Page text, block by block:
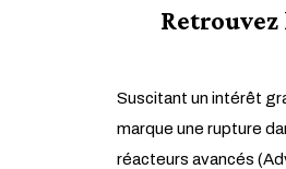
Retrouvez
Suscitant un intérêt
marque une rupture
réacteurs avancés